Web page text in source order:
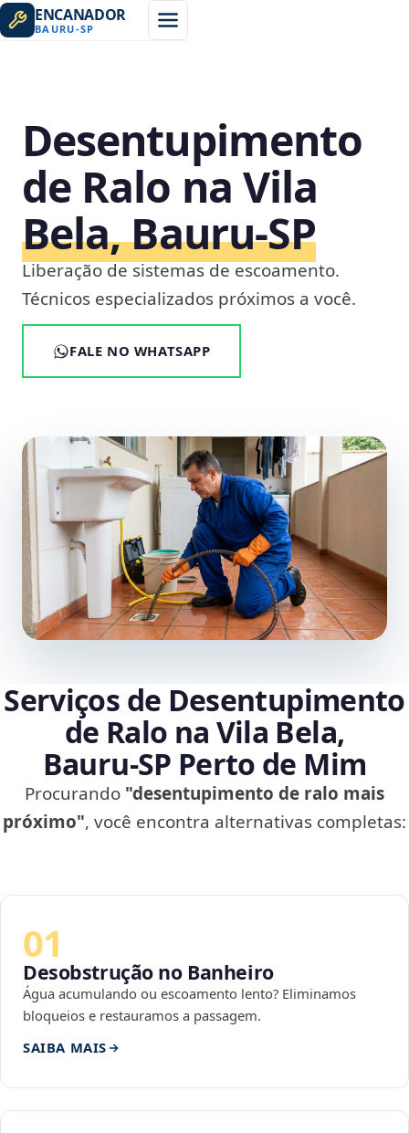
ENCANADOR
BAURU-SP
Desentupimento
de Ralo na Vila
Bela, Bauru‑SP
Liberação de sistemas de escoamento.
Técnicos especializados próximos a você.
FALE NO WHATSAPP
Serviços de Desentupimento
de Ralo na Vila Bela,
Bauru‑SP Perto de Mim
Procurando "desentupimento de ralo mais
próximo", você encontra alternativas completas:
01
Desobstrução no Banheiro
Água acumulando ou escoamento lento? Eliminamos
bloqueios e restauramos a passagem.
SAIBA MAIS